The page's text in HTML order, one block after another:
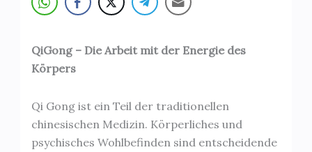
QiGong – Die Arbeit mit der Energie des
Körpers
Qi Gong ist ein Teil der traditionellen
chinesischen Medizin. Körperliches und
psychisches Wohlbefinden sind entscheidende